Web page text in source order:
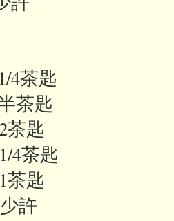
茶匙
茶匙
茶匙
茶匙
茶匙
少許